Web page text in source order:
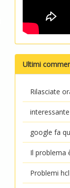
Ultimi
Rilasciate
google fa
Il problema
Problemi